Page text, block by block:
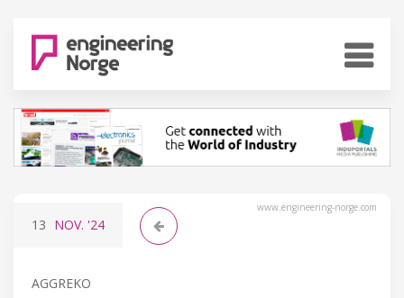
www.engineering-norge.com
13 NOV. '24
AGGREKO